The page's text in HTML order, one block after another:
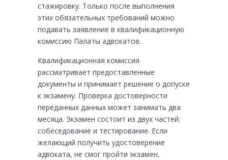
стажировку. Только после выполнения
этих обязательных требований можно
подавать заявление в квалификационную
комиссию Палаты адвокатов.
Квалификационная комиссия
рассматривает предоставленные
документы и принимает решение о допуске
к экзамену. Проверка достоверности
переданных данных может занимать два
месяца. Экзамен состоит из двух частей:
собеседование и тестирование. Если
желающий получить удостоверение
адвоката, не смог пройти экзамен,